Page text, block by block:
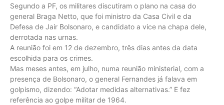
Segundo a PF, os militares discutiram o plano na casa do
general Braga Netto, que foi ministro da Casa Civil e da
Defesa de Jair Bolsonaro, e candidato a vice na chapa dele,
derrotada nas urnas.
A reunião foi em 12 de dezembro, três dias antes da data
escolhida para os crimes.
Mas meses antes, em julho, numa reunião ministerial, com a
presença de Bolsonaro, o general Fernandes já falava em
golpismo, dizendo: “Adotar medidas alternativas.” E fez
referência ao golpe militar de 1964.